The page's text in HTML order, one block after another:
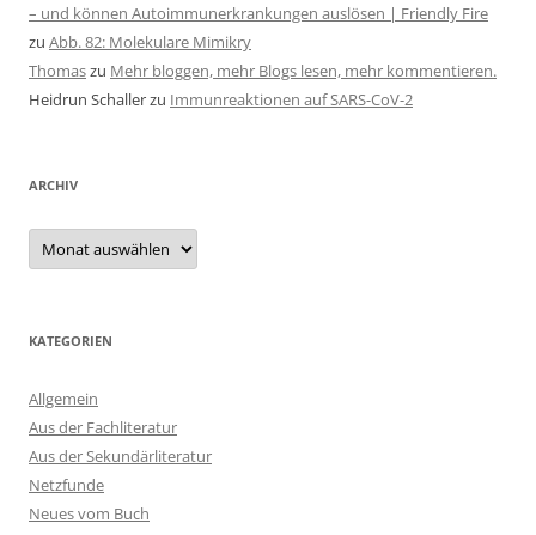
– und können Autoimmunerkrankungen auslösen | Friendly Fire
zu Abb. 82: Molekulare Mimikry
Thomaszu Mehr bloggen, mehr Blogs lesen, mehr kommentieren.
Heidrun Schallerzu Immunreaktionen auf SARS-CoV-2
ARCHIV
Archiv
KATEGORIEN
Allgemein
Aus der Fachliteratur
Aus der Sekundärliteratur
Netzfunde
Neues vom Buch